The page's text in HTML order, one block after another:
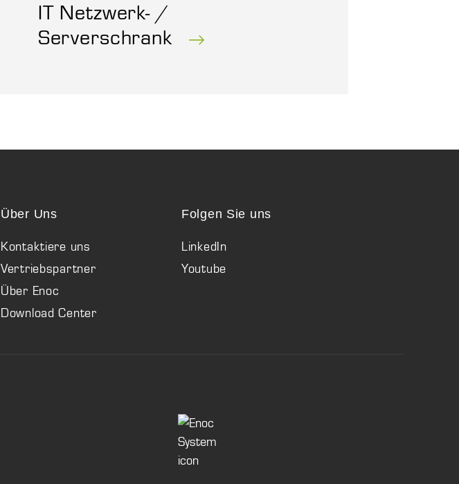
IT Netzwerk- /
Serverschrank
Über Uns
Kontaktiere uns
Vertriebspartner
Über Enoc
Download Center
Folgen Sie uns
LinkedIn
Youtube